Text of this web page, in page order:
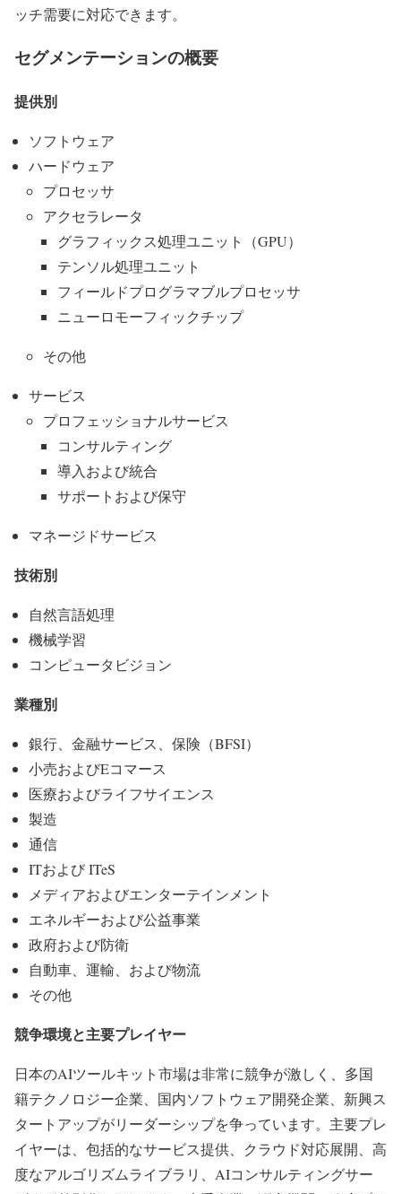
ッチ需要に対応できます。
セグメンテーションの概要
提供別
ソフトウェア
ハードウェア
プロセッサ
アクセラレータ
グラフィックス処理ユニット（GPU）
テンソル処理ユニット
フィールドプログラマブルプロセッサ
ニューロモーフィックチップ
その他
サービス
プロフェッショナルサービス
コンサルティング
導入および統合
サポートおよび保守
マネージドサービス
技術別
自然言語処理
機械学習
コンピュータビジョン
業種別
銀行、金融サービス、保険（BFSI）
小売およびEコマース
医療およびライフサイエンス
製造
通信
ITおよび ITeS
メディアおよびエンターテインメント
エネルギーおよび公益事業
政府および防衛
自動車、運輸、および物流
その他
競争環境と主要プレイヤー
日本のAIツールキット市場は非常に競争が激しく、多国
籍テクノロジー企業、国内ソフトウェア開発企業、新興ス
タートアップがリーダーシップを争っています。主要プレ
イヤーは、包括的なサービス提供、クラウド対応展開、高
度なアルゴリズムライブラリ、AIコンサルティングサー